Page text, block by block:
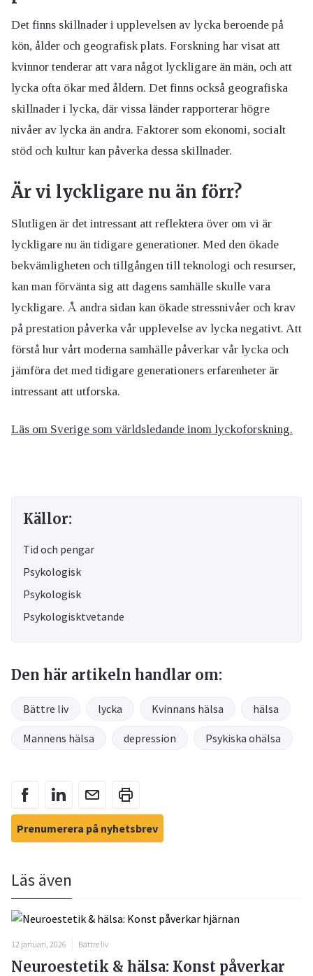
Det finns skillnader i upplevelsen av lycka beroende på
kön, ålder och geografisk plats. Forskning har visat att
kvinnor tenderar att vara något lyckligare än män, och att
lycka ofta ökar med åldern. Det finns också geografiska
skillnader i lycka, där vissa länder rapporterar högre
nivåer av lycka än andra. Faktorer som ekonomi, socialt
stöd och kultur kan påverka dessa skillnader.
Är vi lyckligare nu än förr?
Slutligen är det intressant att reflektera över om vi är
lyckligare nu än tidigare generationer. Med den ökade
bekvämligheten och tillgången till teknologi och resurser,
kan man förvänta sig att dagens samhälle skulle vara
lyckligare. Å andra sidan kan ökade stressnivåer och krav
på prestation påverka vår upplevelse av lycka negativt. Att
förstå hur vårt moderna samhälle påverkar vår lycka och
jämföra det med tidigare generationers erfarenheter är
intressant att utforska.
Läs om Sverige som världsledande inom lyckoforskning.
Källor:
Tid och pengar
Psykologisk
Psykologisk
Psykologisktvetande
Den här artikeln handlar om:
Bättre liv lycka Kvinnans hälsa hälsa
Mannens hälsa depression Psykiska ohälsa
Prenumerera på nyhetsbrev
Läs även
12 januari, 2026 Bättre liv
Neuroestetik & hälsa: Konst påverkar